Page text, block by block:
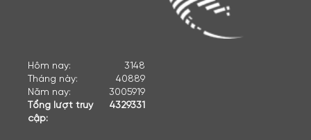
Hôm nay:
3148
Tháng này:
40889
Năm nay:
3005919
Tổng lượt truy
cập:
4329331